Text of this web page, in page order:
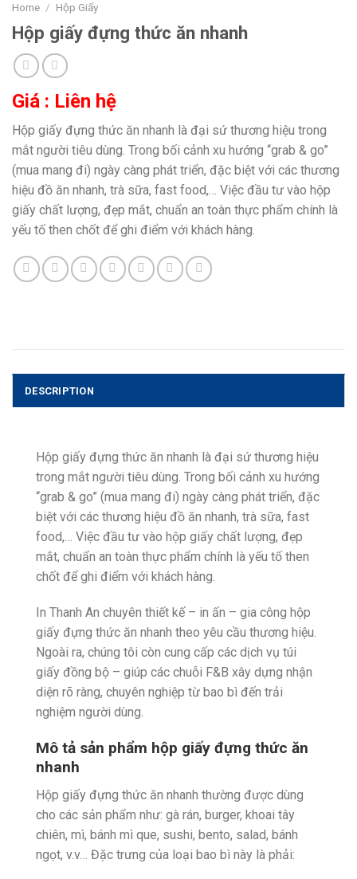
Home / Hộp Giấy
Hộp giấy đựng thức ăn nhanh
Giá : Liên hệ
Hộp giấy đựng thức ăn nhanh là đại sứ thương hiệu trong
mắt người tiêu dùng. Trong bối cảnh xu hướng “grab & go”
(mua mang đi) ngày càng phát triển, đặc biệt với các thương
hiệu đồ ăn nhanh, trà sữa, fast food,… Việc đầu tư vào hộp
giấy chất lượng, đẹp mắt, chuẩn an toàn thực phẩm chính là
yếu tố then chốt để ghi điểm với khách hàng.
DESCRIPTION
Hộp giấy đựng thức ăn nhanh là đại sứ thương hiệu
trong mắt người tiêu dùng. Trong bối cảnh xu hướng
“grab & go” (mua mang đi) ngày càng phát triển, đặc
biệt với các thương hiệu đồ ăn nhanh, trà sữa, fast
food,… Việc đầu tư vào hộp giấy chất lượng, đẹp
mắt, chuẩn an toàn thực phẩm chính là yếu tố then
chốt để ghi điểm với khách hàng.
In Thanh An chuyên thiết kế – in ấn – gia công hộp
giấy đựng thức ăn nhanh theo yêu cầu thương hiệu.
Ngoài ra, chúng tôi còn cung cấp các dịch vụ túi
giấy đồng bộ – giúp các chuỗi F&B xây dựng nhận
diện rõ ràng, chuyên nghiệp từ bao bì đến trải
nghiệm người dùng.
Mô tả sản phẩm hộp giấy đựng thức ăn
nhanh
Hộp giấy đựng thức ăn nhanh thường được dùng
cho các sản phẩm như: gà rán, burger, khoai tây
chiên, mì, bánh mì que, sushi, bento, salad, bánh
ngọt, v.v… Đặc trưng của loại bao bì này là phải: